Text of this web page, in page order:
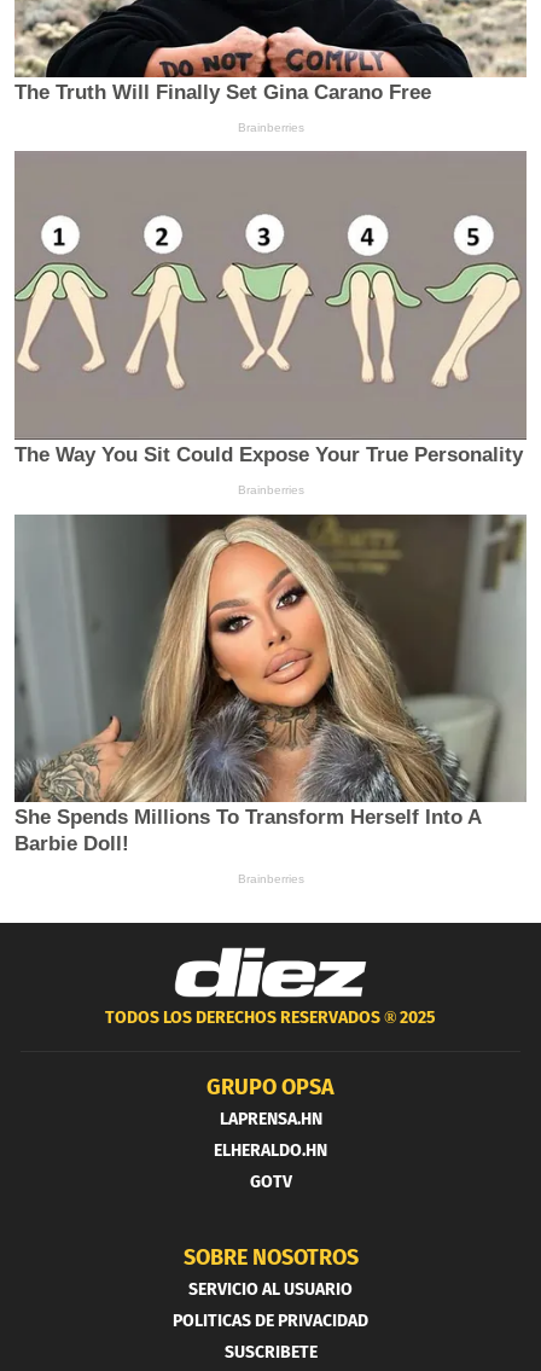
TODOS LOS DERECHOS RESERVADOS ®2025
GRUPO OPSA
LAPRENSA.HN
ELHERALDO.HN
GOTV
SOBRE NOSOTROS
SERVICIO AL USUARIO
POLITICAS DE PRIVACIDAD
SUSCRIBETE